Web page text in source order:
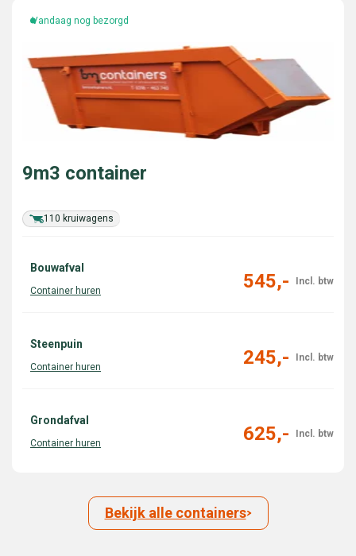
Vandaag nog bezorgd
110 kruiwagens
9m3 container
Bouwafval
545,-
Steenpuin
245,-
Grondafval
625,-
Bekijk alle containers